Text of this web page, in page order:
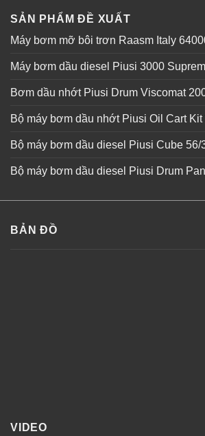
SẢN PHẨM ĐỀ XUẤT
Máy bơm mỡ bôi trơn Raasm Italy
Máy bơm dầu diesel Piusi 3000
Bơm dầu nhớt Piusi Drum Viscomat
Bộ máy bơm dầu nhớt Piusi Oil Cart
Bộ máy bơm dầu diesel Piusi Cube 56/
Bộ máy bơm dầu diesel Piusi Drum
BẢN ĐỒ
VIDEO